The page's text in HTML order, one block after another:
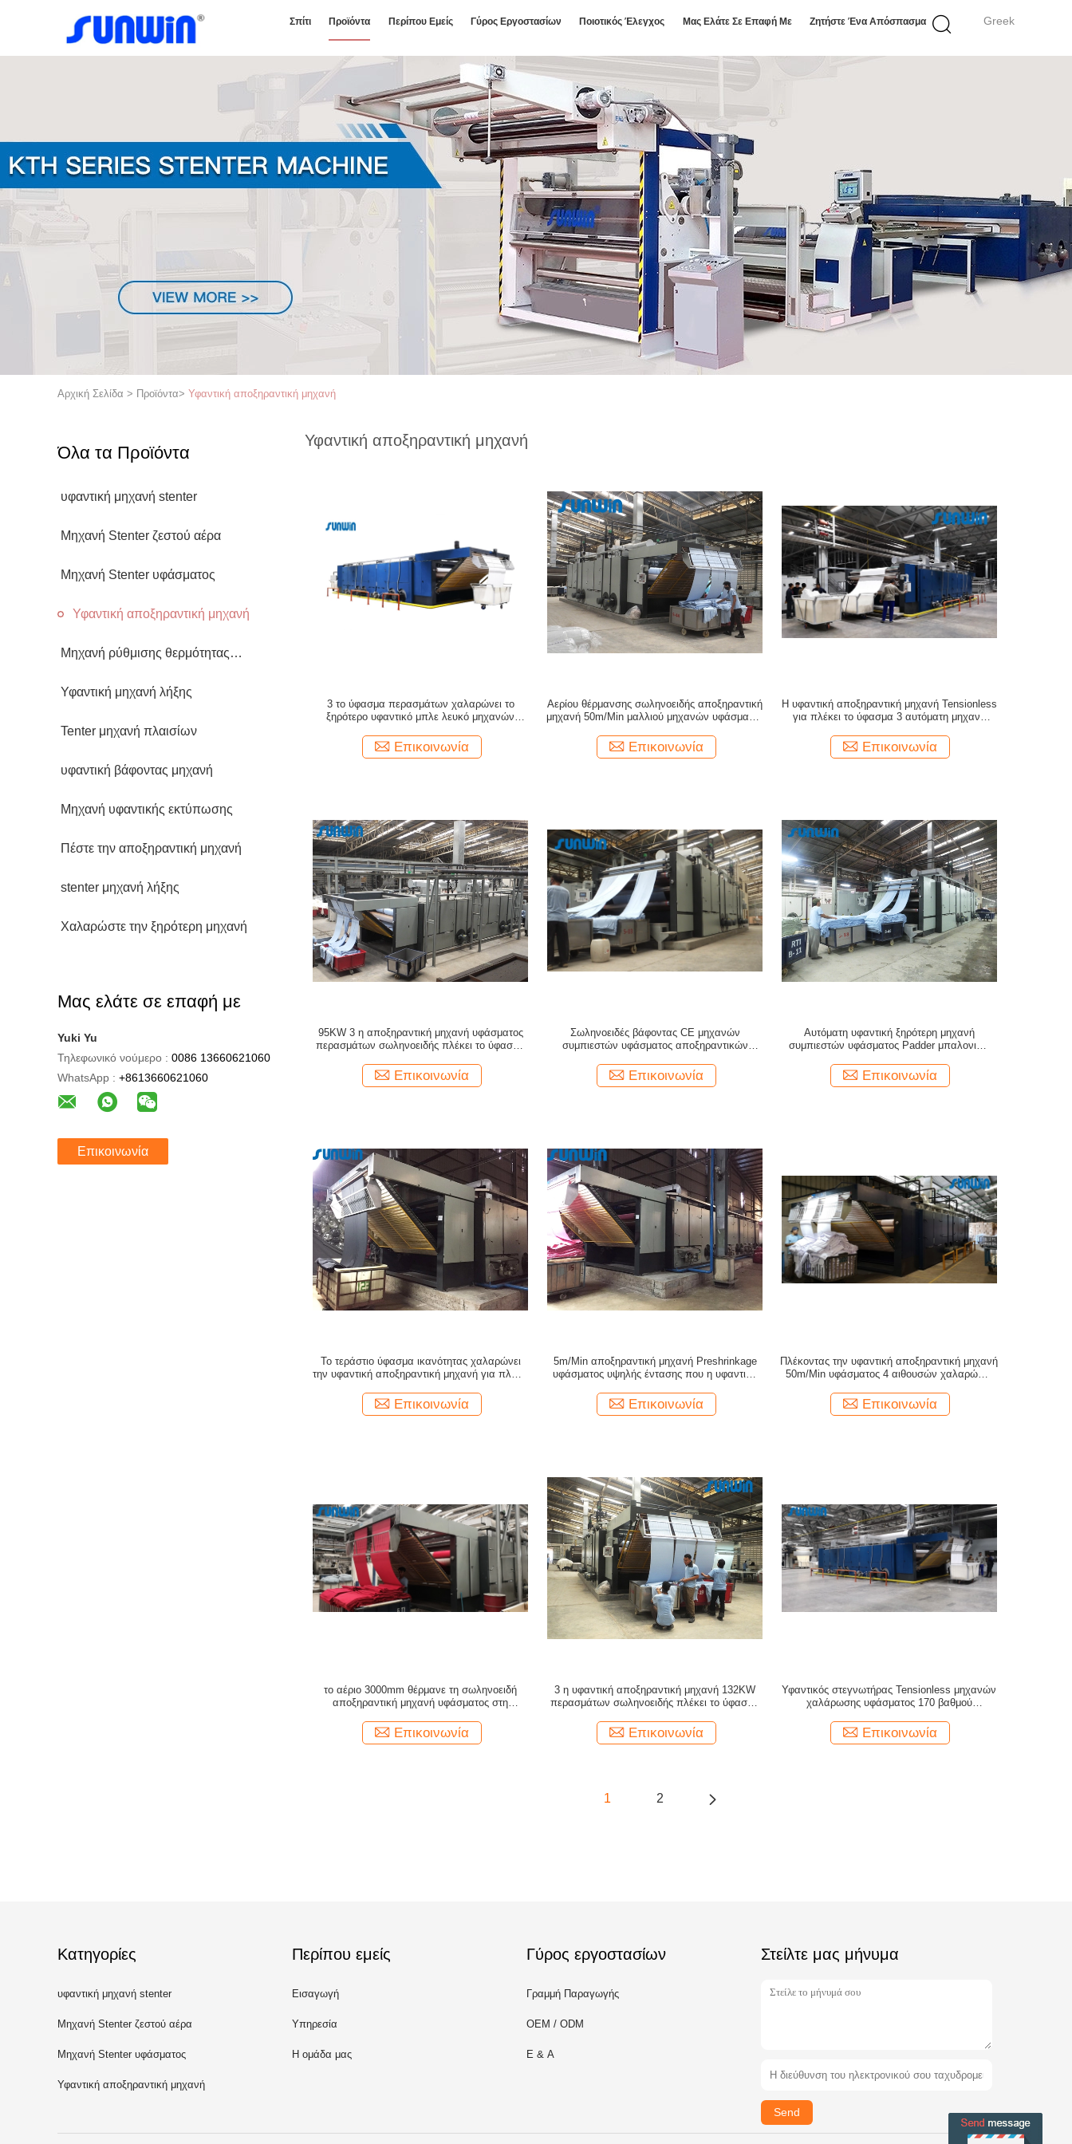
Greek
Σπίτι Προϊόντα Περίπου Εμείς Γύρος Εργοστασίων Ποιοτικός Έλεγχος Μας Ελάτε Σε Επαφή Με Ζητήστε Ένα Απόσπασμα
Αρχική Σελίδα > Προϊόντα> Υφαντική αποξηραντική μηχανή
Όλα τα Προϊόντα
υφαντική μηχανή stenter
Μηχανή Stenter ζεστού αέρα
Μηχανή Stenter υφάσματος
Υφαντική αποξηραντική μηχανή
Μηχανή ρύθμισης θερμότητας
Υφαντική μηχανή λήξης
Tenter μηχανή πλαισίων
υφαντική βάφοντας μηχανή
Μηχανή υφαντικής εκτύπωσης
Πέστε την αποξηραντική μηχανή
stenter μηχανή λήξης
Χαλαρώστε την ξηρότερη μηχανή
Μας ελάτε σε επαφή με
Yuki Yu
Τηλεφωνικό νούμερο : 0086 13660621060
WhatsApp : +8613660621060
Επικοινωνία
Υφαντική αποξηραντική μηχανή
3 το ύφασμα περασμάτων χαλαρώνει το
ξηρότερο υφαντικό μπλε λευκό μηχανών
Επικοινωνία
Αερίου θέρμανσης σωληνοειδής αποξηραντική
μηχανή 50m/Min μαλλιού μηχανών υφάσματος
Επικοινωνία
Η υφαντική αποξηραντική μηχανή Tensionless
για πλέκει το ύφασμα 3 αυτόματη μηχανή
Επικοινωνία
95KW 3 η αποξηραντική μηχανή υφάσματος
περασμάτων σωληνοειδής πλέκει το ύφασμα
Επικοινωνία
Σωληνοειδές βάφοντας CE μηχανών
συμπιεστών υφάσματος αποξηραντικών
Επικοινωνία
Αυτόματη υφαντική ξηρότερη μηχανή
συμπιεστών υφάσματος Padder μπαλονιών
Επικοινωνία
Το τεράστιο ύφασμα ικανότητας χαλαρώνει
την υφαντική αποξηραντική μηχανή για πλέκει
Επικοινωνία
5m/Min αποξηραντική μηχανή Preshrinkage
υφάσματος υψηλής έντασης που η υφαντική
Επικοινωνία
Πλέκοντας την υφαντική αποξηραντική μηχανή
50m/Min υφάσματος 4 αιθουσών χαλαρώστε
Επικοινωνία
το αέριο 3000mm θέρμανε τη σωληνοειδή
αποξηραντική μηχανή υφάσματος στη
Επικοινωνία
3 η υφαντική αποξηραντική μηχανή 132KW
περασμάτων σωληνοειδής πλέκει το ύφασμα
Επικοινωνία
Υφαντικός στεγνωτήρας Tensionless μηχανών
χαλάρωσης υφάσματος 170 βαθμού
Επικοινωνία
1 2
Κατηγορίες
υφαντική μηχανή stenter
Μηχανή Stenter ζεστού αέρα
Μηχανή Stenter υφάσματος
Υφαντική αποξηραντική μηχανή
Περίπου εμείς
Εισαγωγή
Υπηρεσία
Η ομάδα μας
Γύρος εργοστασίων
Γραμμή Παραγωγής
OEM / ODM
Ε & Α
Στείλτε μας μήνυμα
Send